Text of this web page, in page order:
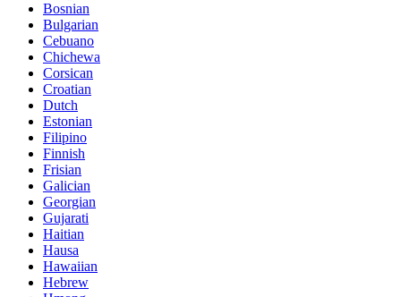
Bosnian
Bulgarian
Cebuano
Chichewa
Corsican
Croatian
Dutch
Estonian
Filipino
Finnish
Frisian
Galician
Georgian
Gujarati
Haitian
Hausa
Hawaiian
Hebrew